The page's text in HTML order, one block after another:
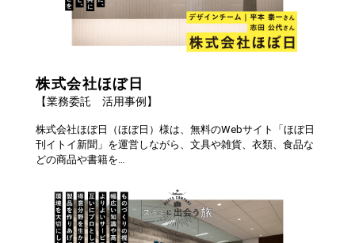
株式会社ほぼ日
【業務委託 活用事例】
株式会社ほぼ日（ほぼ日）様は、無料のWebサイト「ほぼ日
刊イトイ新聞」を運営しながら、文具や雑貨、衣類、食品な
どの商品や書籍を…